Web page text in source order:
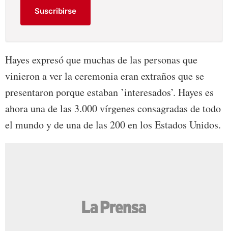
Suscribirse
Hayes expresó que muchas de las personas que
vinieron a ver la ceremonia eran extraños que se
presentaron porque estaban ’interesados’. Hayes es
ahora una de las 3.000 vírgenes consagradas de todo
el mundo y de una de las 200 en los Estados Unidos.